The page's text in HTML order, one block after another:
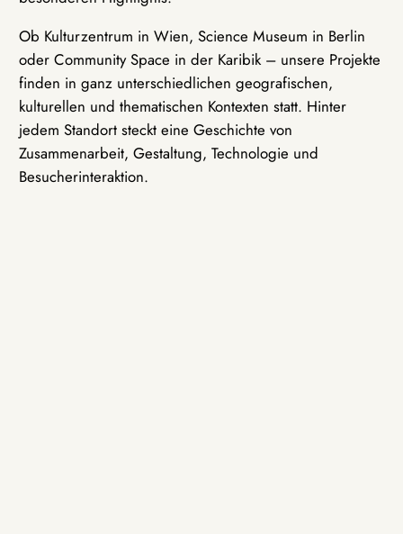
Ob Kulturzentrum in Wien, Science Museum in Berlin
oder Community Space in der Karibik – unsere Projekte
finden in ganz unterschiedlichen geografischen,
kulturellen und thematischen Kontexten statt. Hinter
jedem Standort steckt eine Geschichte von
Zusammenarbeit, Gestaltung, Technologie und
Besucherinteraktion.